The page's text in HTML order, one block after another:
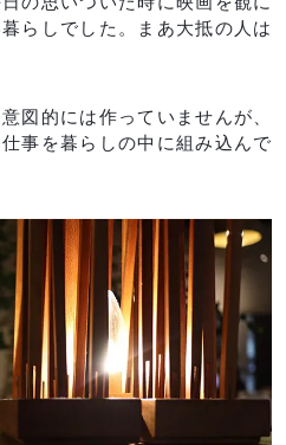
らしでした。まあ大抵の人は
図的には作っていませんが、
事を暮らしの中に組み込んで